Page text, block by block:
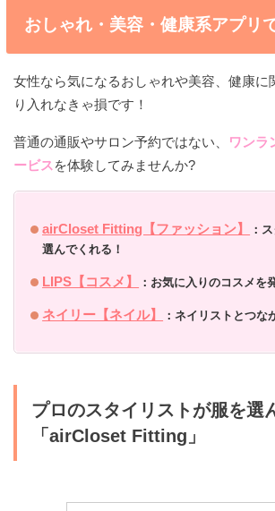
おしゃれ・美容・健康系アプリ
アプリ
レシピが3万本も！献立に悩まないア
収納場所がないなら「サマリーポケッ
部屋スッキリ
おしゃれ・美容・健康系アプリ
女性なら気になるおしゃれや美容、健康に
り入れなきゃ損です！
普通の通販やサロン予約ではない、
ワンラ
ービス を体験してみませんか?
airCloset Fitting【ファッション】
：
選んでくれる！
LIPS【コスメ】 ：お気に入りのコスメを
ネイリー【ネイル】 ：ネイリストとつな
プロのスタイリストが服を選
「airCloset Fitting」